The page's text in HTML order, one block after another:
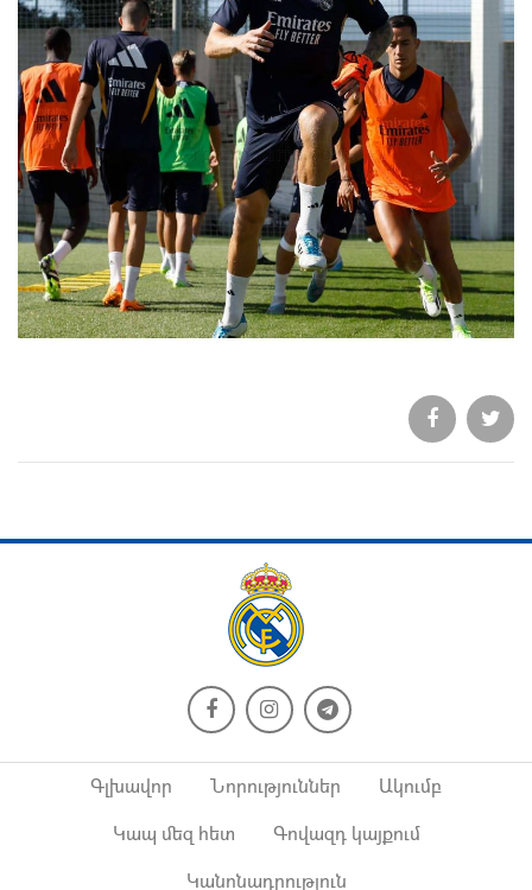
Գլխավոր Նորություններ Ակումբ
Կապ մեզ հետ Գովազդ կայքում
Կանոնադրություն